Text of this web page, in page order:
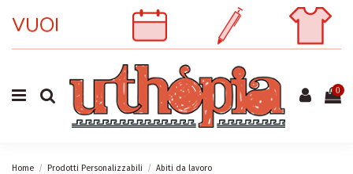
0
Home Prodotti Personalizzabili Abiti da lavoro